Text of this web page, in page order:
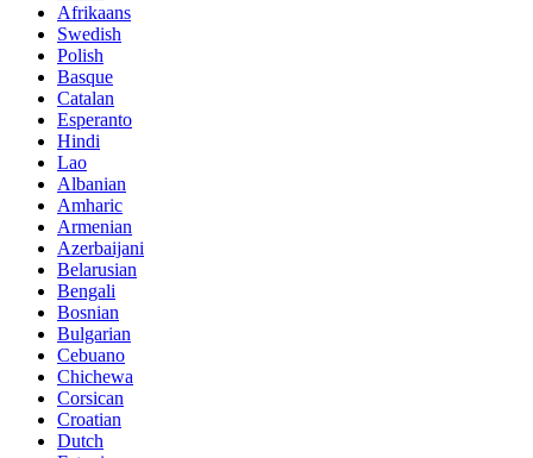
Afrikaans
Swedish
Polish
Basque
Catalan
Esperanto
Hindi
Lao
Albanian
Amharic
Armenian
Azerbaijani
Belarusian
Bengali
Bosnian
Bulgarian
Cebuano
Chichewa
Corsican
Croatian
Dutch